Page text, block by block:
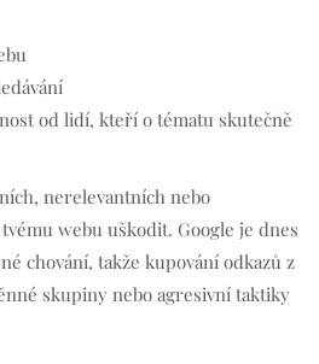
od lidí, kteří o tématu skutečně
nerelevantních nebo
webu uškodit. Google je dnes
chování, takže kupování odkazů z
skupiny nebo agresivní taktiky